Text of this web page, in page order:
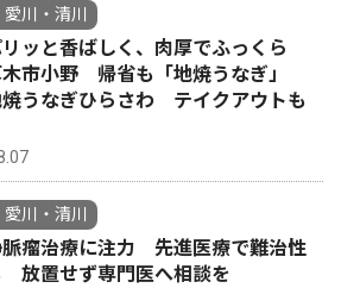
川・清川
ッと香ばしく、肉厚でふっくら
小野 帰省も「地焼うなぎ」
うなぎひらさわ テイクアウトも
川・清川
脈瘤治療に注力 先進医療で難治性
放置せず専門医へ相談を